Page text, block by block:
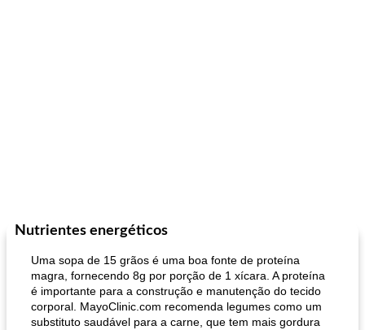
Nutrientes energéticos
Uma sopa de 15 grãos é uma boa fonte de proteína
magra, fornecendo 8g por porção de 1 xícara. A proteína
é importante para a construção e manutenção do tecido
corporal. MayoClinic.com recomenda legumes como um
substituto saudável para a carne, que tem mais gordura